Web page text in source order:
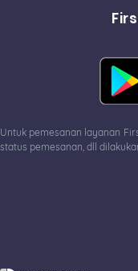
Untuk pemesanan layanan
status pemesanan, dll